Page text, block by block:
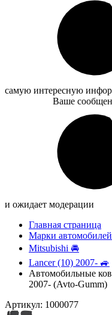
самую интересную
Ваше
и ожидает модерации
Главная страница
Марки
Mitsubishi 🚘
Lancer (10) 2007- 🚙
Автомобильные
2007- (Avto-Gumm)
Артикул: 1000077